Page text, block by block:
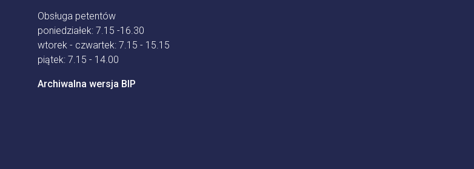
Obsługa petentów
poniedziałek: 7.15 -16.30
wtorek - czwartek: 7.15 - 15.15
piątek: 7.15 - 14.00
Archiwalna wersja BIP